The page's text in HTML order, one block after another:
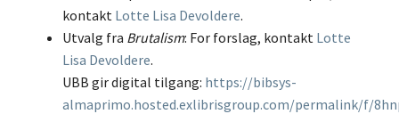
kontakt Lotte Lisa Devoldere.
Utvalg fra Brutalism: For forslag, kontakt Lotte
Lisa Devoldere.
UBB gir digital tilgang: https://bibsys-
almaprimo.hosted.exlibrisgroup.com/permalink/f/